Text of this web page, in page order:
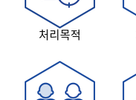
처리목적